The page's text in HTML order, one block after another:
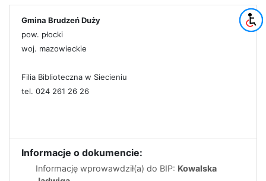
Gmina Brudzeń Duży
pow. płocki
woj. mazowieckie
Filia Biblioteczna w Siecieniu
tel. 024 261 26 26
Informacje o dokumencie:
Informację wprowawdził(a) do BIP: Kowalska